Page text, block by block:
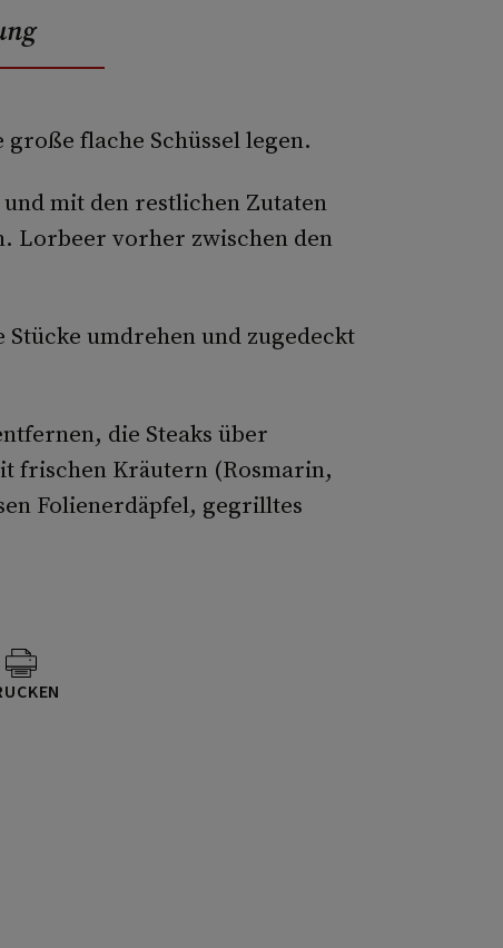
flache Schüssel legen.
mit den restlichen Zutaten
Lorbeer vorher zwischen den
umdrehen und zugedeckt
die Steaks über
frischen Kräutern (Rosmarin,
Folienerdäpfel, gegrilltes